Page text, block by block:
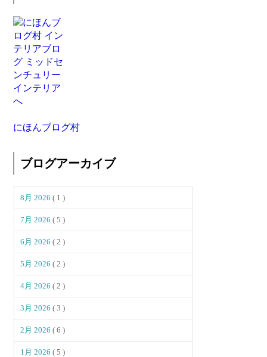
にほんブログ村
ブログアーカイブ
8月 2026( 1 )
7月 2026( 5 )
6月 2026( 2 )
5月 2026( 2 )
4月 2026( 2 )
3月 2026( 3 )
2月 2026( 6 )
1月 2026( 5 )